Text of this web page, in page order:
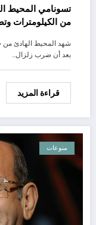
تسونامي المحيط
من الكيلومترات
شهد المحيط الهادئ من
بعد أن ضرب زلزال…
قراءة المزيد
منوعات